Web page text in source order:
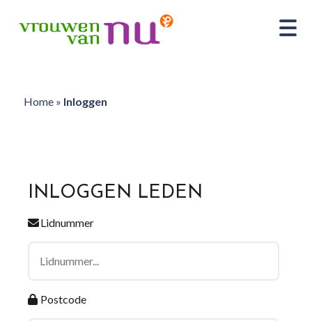
Home» Inloggen
INLOGGEN LEDEN
Lidnummer
Postcode